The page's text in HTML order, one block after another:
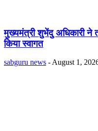
मुख्यमंत्री शुभेंदु अधिकारी ने
किया स्वागत
sabguru news - August 1,